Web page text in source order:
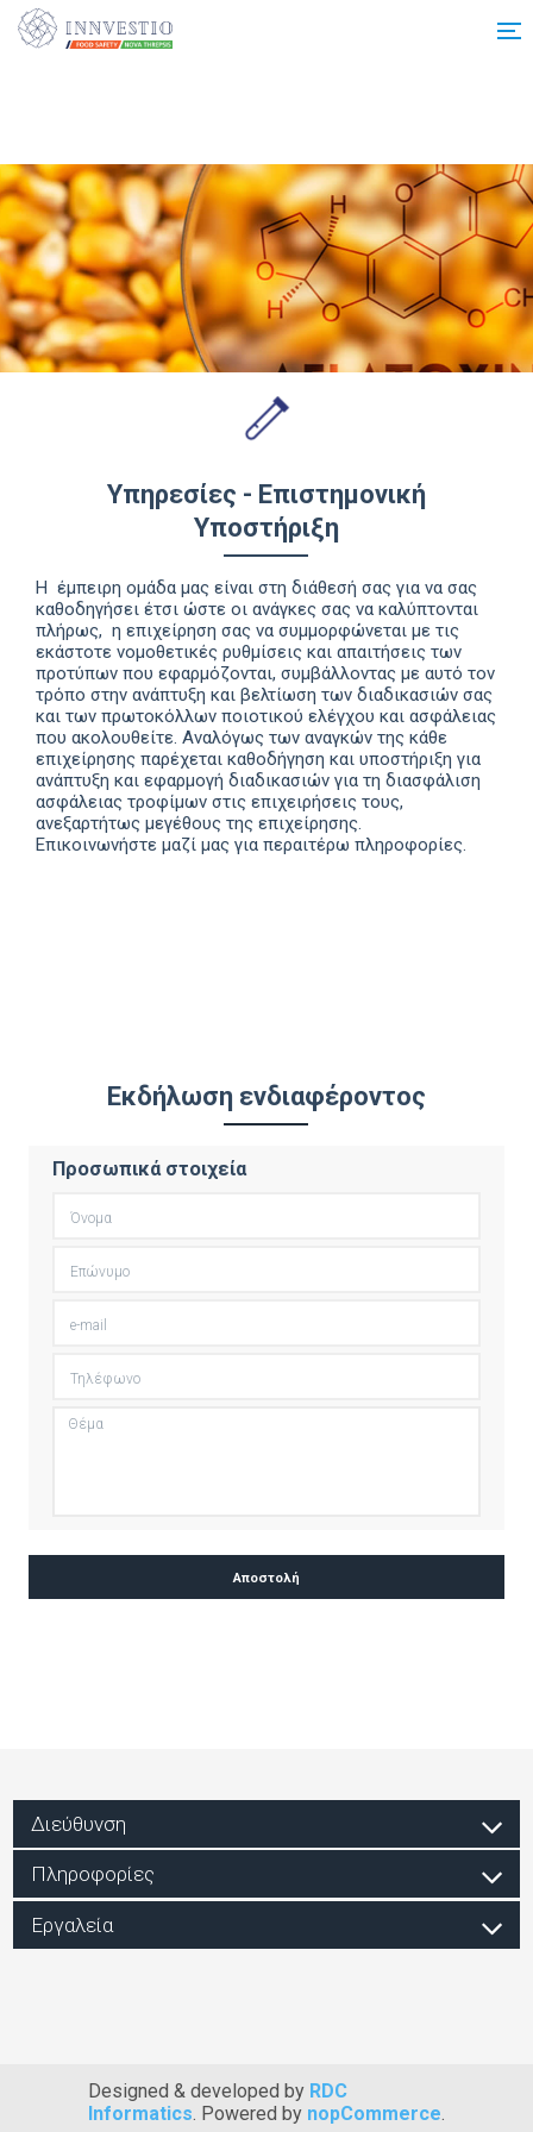
Additionally, paste this code immediately after the opening tag:
Υπηρεσίες - Επιστημονική
Υποστήριξη
Η έμπειρη ομάδα μας είναι στη διάθεσή σας για να σας
καθοδηγήσει έτσι ώστε οι ανάγκες σας να καλύπτονται
πλήρως, η επιχείρηση σας να συμμορφώνεται με τις
εκάστοτε νομοθετικές ρυθμίσεις και απαιτήσεις των
προτύπων που εφαρμόζονται, συμβάλλοντας με αυτό τον
τρόπο στην ανάπτυξη και βελτίωση των διαδικασιών σας
και των πρωτοκόλλων ποιοτικού ελέγχου και ασφάλειας
που ακολουθείτε. Αναλόγως των αναγκών της κάθε
επιχείρησης παρέχεται καθοδήγηση και υποστήριξη για
ανάπτυξη και εφαρμογή διαδικασιών για τη διασφάλιση
ασφάλειας τροφίμων στις επιχειρήσεις τους,
ανεξαρτήτως μεγέθους της επιχείρησης.
Επικοινωνήστε μαζί μας για περαιτέρω πληροφορίες.
Εκδήλωση ενδιαφέροντος
Προσωπικά στοιχεία
Διεύθυνση
Πληροφορίες
Εργαλεία
Designed & developed by RDC
Informatics. Powered by nopCommerce.